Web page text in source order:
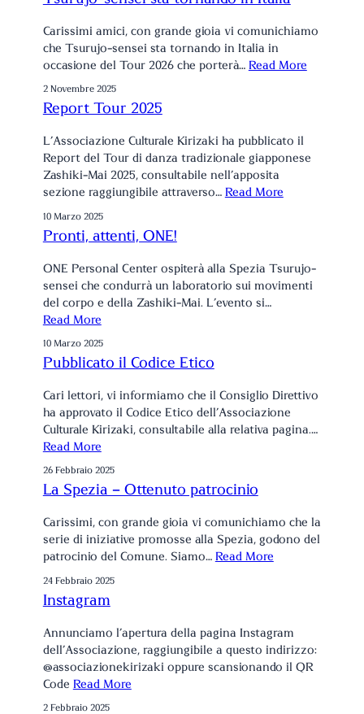
Carissimi amici, con grande gioia vi comunichiamo
che Tsurujo-sensei sta tornando in Italia in
occasione del Tour 2026 che porterà… Read More
2 Novembre 2025
Report Tour 2025
L’Associazione Culturale Kirizaki ha pubblicato il
Report del Tour di danza tradizionale giapponese
Zashiki-Mai 2025, consultabile nell’apposita
sezione raggiungibile attraverso… Read More
10 Marzo 2025
Pronti, attenti, ONE!
ONE Personal Center ospiterà alla Spezia Tsurujo-
sensei che condurrà un laboratorio sui movimenti
del corpo e della Zashiki-Mai. L’evento si…
Read More
10 Marzo 2025
Pubblicato il Codice Etico
Cari lettori, vi informiamo che il Consiglio Direttivo
ha approvato il Codice Etico dell’Associazione
Culturale Kirizaki, consultabile alla relativa pagina.…
Read More
26 Febbraio 2025
La Spezia – Ottenuto patrocinio
Carissimi, con grande gioia vi comunichiamo che la
serie di iniziative promosse alla Spezia, godono del
patrocinio del Comune. Siamo… Read More
24 Febbraio 2025
Instagram
Annunciamo l’apertura della pagina Instagram
dell’Associazione, raggiungibile a questo indirizzo:
@associazionekirizaki oppure scansionando il QR
Code Read More
2 Febbraio 2025